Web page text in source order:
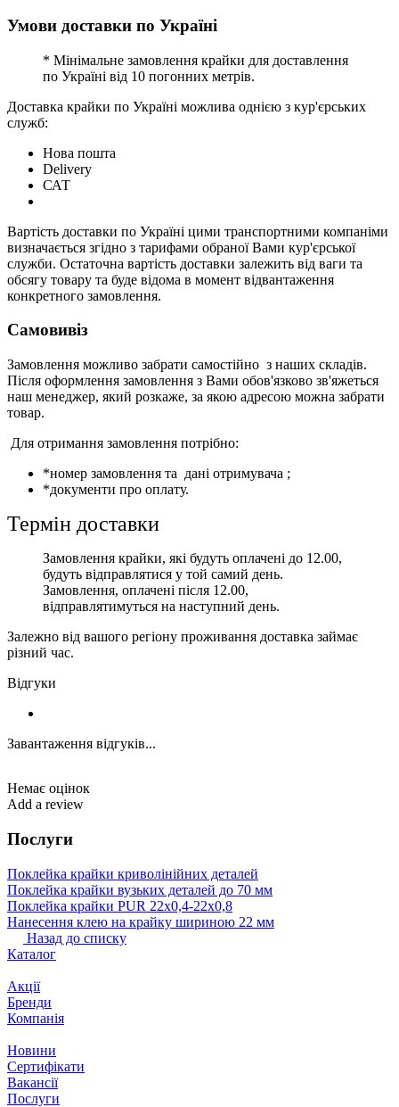
Умови доставки по Україні
* Мінімальне замовлення крайки для доставлення
по Україні від 10 погонних метрів.
Доставка крайки по Україні можлива однією з кур'єрських
служб:
Нова пошта
Delivery
САТ
Вартість доставки по Україні цими транспортними компаніми
визначається згідно з тарифами обраної Вами кур'єрської
служби. Остаточна вартість доставки залежить від ваги та
обсягу товару та буде відома в момент відвантаження
конкретного замовлення.
Самовивіз
Замовлення можливо забрати самостійно з наших складів.
Після оформлення замовлення з Вами обов'язково зв'яжеться
наш менеджер, який розкаже, за якою адресою можна забрати
товар.
Для отримання замовлення потрібно:
*номер замовлення та дані отримувача ;
*документи про оплату.
Термін доставки
Замовлення крайки, які будуть оплачені до 12.00,
будуть відправлятися у той самий день.
Замовлення, оплачені після 12.00,
відправлятимуться на наступний день.
Залежно від вашого регіону проживання доставка займає
різний час.
Відгуки
Завантаження відгуків...
Немає оцінок
Add a review
Послуги
Поклейка крайки криволінійних деталей
Поклейка крайки вузьких деталей до 70 мм
Поклейка крайки PUR 22х0,4-22х0,8
Нанесення клею на крайку шириною 22 мм
Назад до списку
Каталог
Акції
Бренди
Компанія
Новини
Сертифікати
Вакансії
Послуги